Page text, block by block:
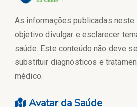
As informações publicadas neste
objetivo divulgar e esclarecer
saúde. Este conteúdo não deve
substituir diagnósticos e
médico.
Avatar da Saúde